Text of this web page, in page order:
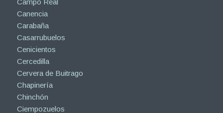
Canencia
Carabaña
Casarrubuelos
Cenicientos
Cercedilla
Cervera de Buitrago
Chapinería
Chinchón
Ciempozuelos